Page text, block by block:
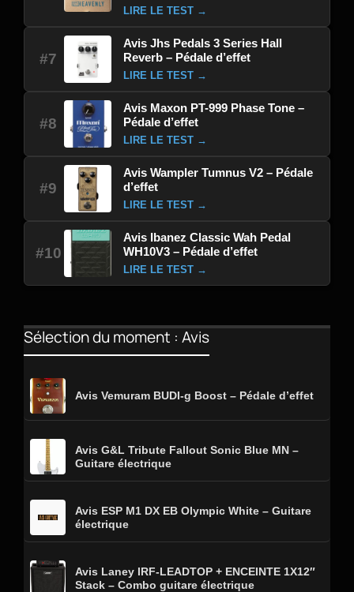
LIRE LE TEST →
#7
Avis Jhs Pedals 3 Series Hall
Reverb – Pédale d’effet
LIRE LE TEST →
#8
Avis Maxon PT-999 Phase Tone –
Pédale d’effet
LIRE LE TEST →
#9
Avis Wampler Tumnus V2 – Pédale
d’effet
LIRE LE TEST →
#10
Avis Ibanez Classic Wah Pedal
WH10V3 – Pédale d’effet
LIRE LE TEST →
Sélection du moment : Avis
Avis Vemuram BUDI-g Boost – Pédale d’effet
Avis G&L Tribute Fallout Sonic Blue MN –
Guitare électrique
Avis ESP M1 DX EB Olympic White – Guitare
électrique
Avis Laney IRF-LEADTOP + ENCEINTE 1X12″
Stack – Combo guitare électrique